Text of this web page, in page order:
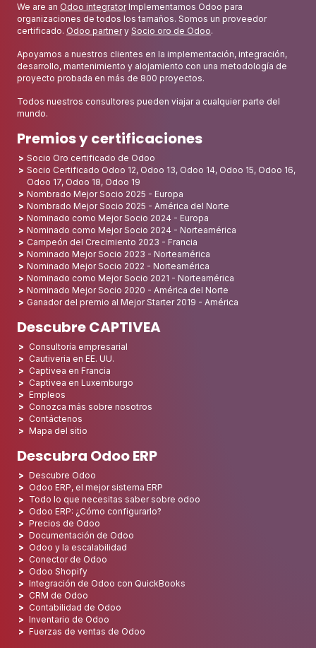
We are an Odoo integratorImplementamos Odoo para
organizaciones de todos los tamaños. Somos un proveedor
certificado. Odoo partnery Socio oro de Odoo.
Apoyamos a nuestros clientes en la implementación, integración,
desarrollo, mantenimiento y alojamiento con una metodología de
proyecto probada en más de 800 proyectos.
Todos nuestros consultores pueden viajar a cualquier parte del
mundo.
Premios y certificaciones
Socio Oro certificado de Odoo
Socio Certificado Odoo 12, Odoo 13, Odoo 14, Odoo 15, Odoo 16,
Odoo 17, Odoo 18, Odoo 19
Nombrado Mejor Socio 2025 - Europa
Nombrado Mejor Socio 2025 - América del Norte
Nominado como Mejor Socio 2024 - Europa
Nominado como Mejor Socio 2024 - Norteamérica
Campeón del Crecimiento 2023 - Francia
Nominado Mejor Socio 2023 - Norteamérica
Nominado Mejor Socio 2022 - Norteamérica
Nominado como Mejor Socio 2021 - Norteamérica
Nominado Mejor Socio 2020 - América del Norte
Ganador del premio al Mejor Starter 2019 - América
Descubre CAPTIVEA
Consultoría empresarial
Cautiveria en EE. UU.
Captivea en Francia
Captivea en Luxemburgo
Empleos
Conozca más sobre nosotros
Contáctenos
Mapa del sitio
Descubra Odoo ERP
Descubre Odoo
Odoo ERP, el mejor sistema ERP
Todo lo que necesitas saber sobre odoo
Odoo ERP: ¿Cómo configurarlo?
Precios de Odoo
Documentación de Odoo
Odoo y la escalabilidad
Conector de Odoo
Odoo Shopify
Integración de Odoo con QuickBooks
CRM de Odoo
Contabilidad de Odoo
Inventario de Odoo
Fuerzas de ventas de Odoo